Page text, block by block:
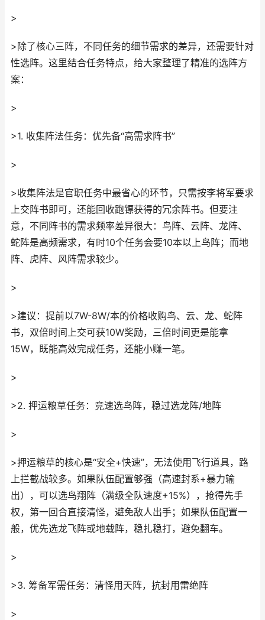
>
>除了核心三阵，不同任务的细节需求的差异，还需要针对
性选阵。这里结合任务特点，给大家整理了精准的选阵方
案：
>
>1. 收集阵法任务：优先备“高需求阵书”
>
>收集阵法是官职任务中最省心的环节，只需按李将军要求
上交阵书即可，还能回收跑镖获得的冗余阵书。但要注
意，不同阵书的需求频率差异很大：鸟阵、云阵、龙阵、
蛇阵是高频需求，有时10个任务会要10本以上鸟阵；而地
阵、虎阵、风阵需求较少。
>
>建议：提前以7W-8W/本的价格收购鸟、云、龙、蛇阵
书，双倍时间上交可获10W奖励，三倍时间更是能拿
15W，既能高效完成任务，还能小赚一笔。
>
>2. 押运粮草任务：竞速选鸟阵，稳过选龙阵/地阵
>
>押运粮草的核心是“安全+快速”，无法使用飞行道具，路
上拦截战较多。如果队伍配置够强（高速封系+暴力输
出），可以选鸟翔阵（满级全队速度+15%），抢得先手
权，第一回合直接清怪，避免敌人出手；如果队伍配置一
般，优先选龙飞阵或地载阵，稳扎稳打，避免翻车。
>
>3. 筹备军需任务：清怪用天阵，抗封用雷绝阵
>